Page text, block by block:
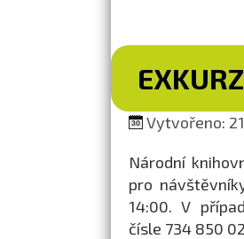
Vytvořeno:
Národní
pro
14:00. V
čísle 734 850